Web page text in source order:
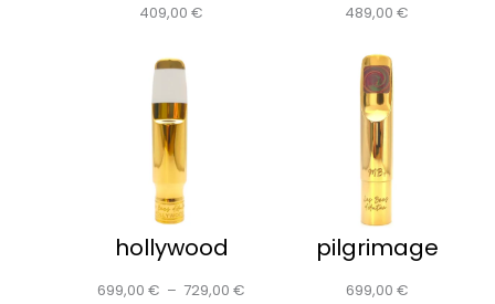
409,00 € 489,00 €
hollywood
699,00 € – 729,00 €
pilgrimage
699,00 €